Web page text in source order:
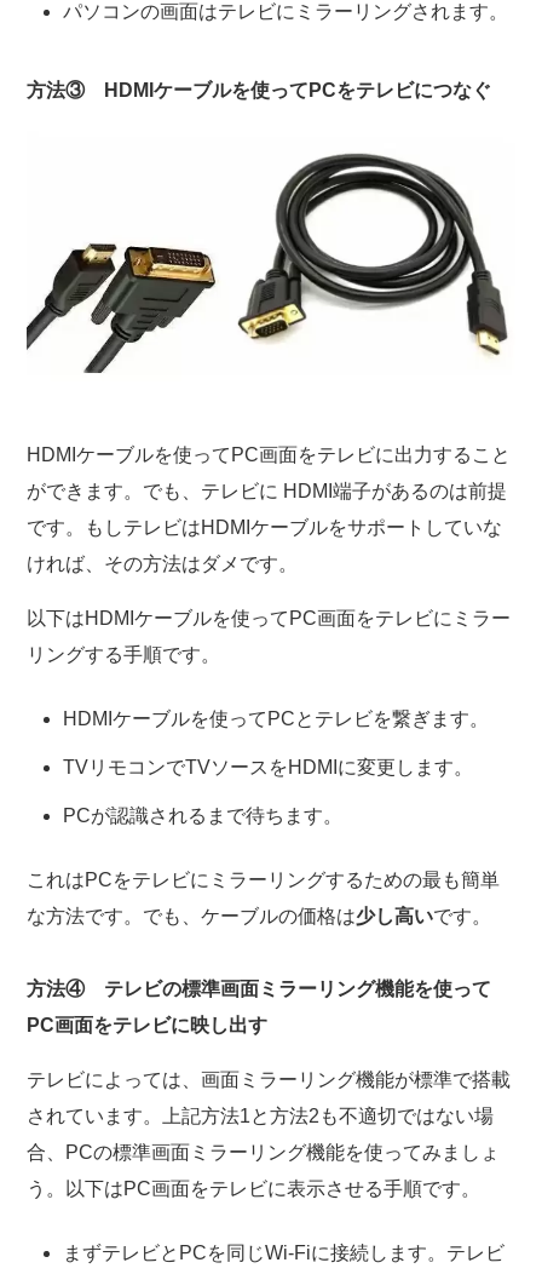
パソコンの画面はテレビにミラーリングされます。
方法③ HDMIケーブルを使ってPCをテレビにつなぐ
HDMIケーブルを使ってPC画面をテレビに出力すること
ができます。でも、テレビに HDMI端子があるのは前提
です。もしテレビはHDMIケーブルをサポートしていな
ければ、その方法はダメです。
以下はHDMIケーブルを使ってPC画面をテレビにミラー
リングする手順です。
HDMIケーブルを使ってPCとテレビを繋ぎます。
TVリモコンでTVソースをHDMIに変更します。
PCが認識されるまで待ちます。
これはPCをテレビにミラーリングするための最も簡単
な方法です。でも、ケーブルの価格は少し高いです。
方法④ テレビの標準画面ミラーリング機能を使って
PC画面をテレビに映し出す
テレビによっては、画面ミラーリング機能が標準で搭載
されています。上記方法1と方法2も不適切ではない場
合、PCの標準画面ミラーリング機能を使ってみましょ
う。以下はPC画面をテレビに表示させる手順です。
まずテレビとPCを同じWi-Fiに接続します。テレビ